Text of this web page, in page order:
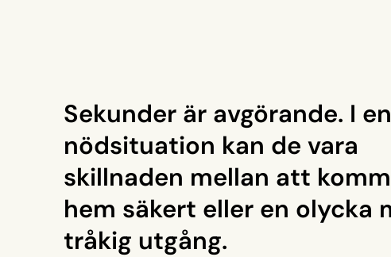
Sekunder är avgörande. I en
nödsituation kan de vara
skillnaden mellan att
hem säkert eller en olycka
tråkig utgång.